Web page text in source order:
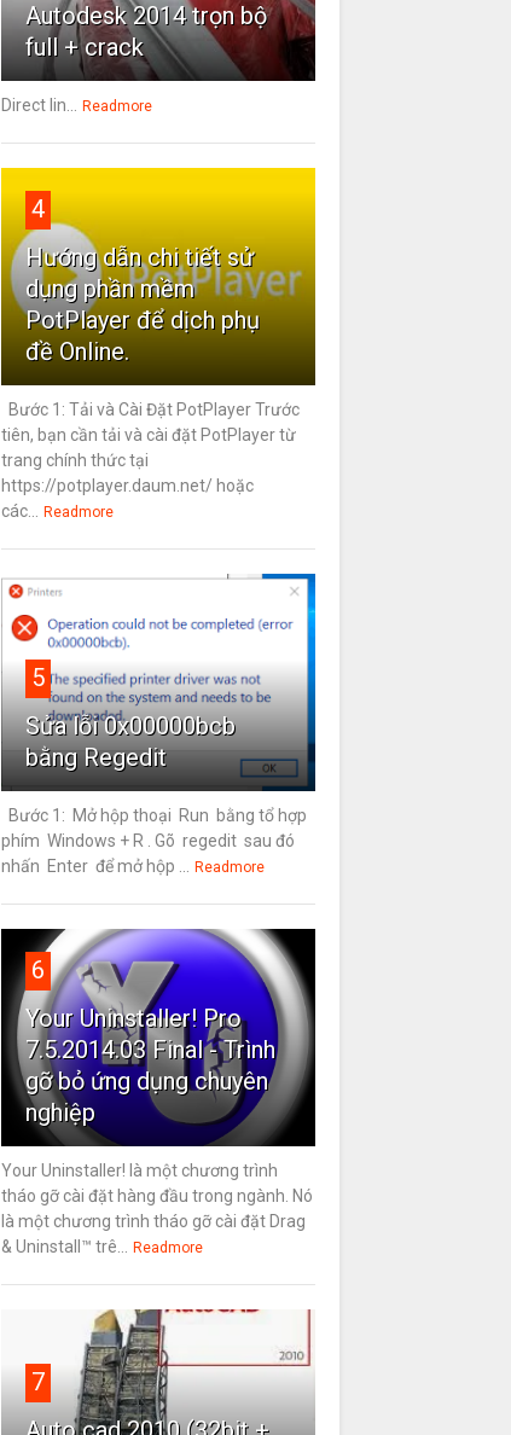
Autodesk 2014 trọn bộ
full + crack
Direct lin... Readmore
4
Hướng dẫn chi tiết sử
dụng phần mềm
PotPlayer để dịch phụ
đề Online.
Bước 1: Tải và Cài Đặt PotPlayer Trước
tiên, bạn cần tải và cài đặt PotPlayer từ
trang chính thức tại
https://potplayer.daum.net/ hoặc
các... Readmore
5
Sửa lỗi 0x00000bcb
bằng Regedit
Bước 1: Mở hộp thoại Run bằng tổ hợp
phím Windows + R . Gõ regedit sau đó
nhấn Enter để mở hộp ... Readmore
6
Your Uninstaller! Pro
7.5.2014.03 Final - Trình
gỡ bỏ ứng dụng chuyên
nghiệp
Your Uninstaller! là một chương trình
tháo gỡ cài đặt hàng đầu trong ngành. Nó
là một chương trình tháo gỡ cài đặt Drag
& Uninstall™ trê... Readmore
7